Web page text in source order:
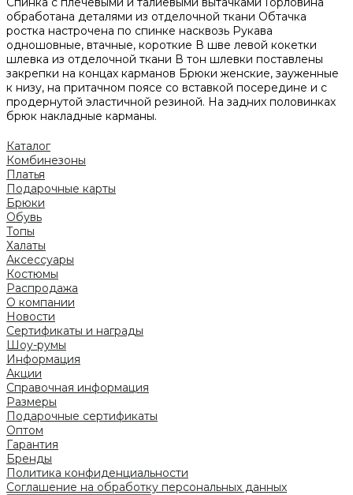
обработана деталями из отделочной ткани Обтачка
ростка настрочена по спинке насквозь Рукава
одношовные, втачные, короткие В шве левой кокетки
шлевка из отделочной ткани В тон шлевки поставлены
закрепки на концах карманов Брюки женские, зауженные
к низу, на притачном поясе со вставкой посередине и с
продернутой эластичной резиной. На задних половинках
брюк накладные карманы.
Каталог
Комбинезоны
Платья
Подарочные карты
Брюки
Обувь
Топы
Халаты
Аксессуары
Костюмы
Распродажа
О компании
Новости
Сертификаты и награды
Шоу-румы
Информация
Акции
Справочная информация
Размеры
Подарочные сертификаты
Оптом
Гарантия
Бренды
Политика конфиденциальности
Соглашение на обработку персональных данных